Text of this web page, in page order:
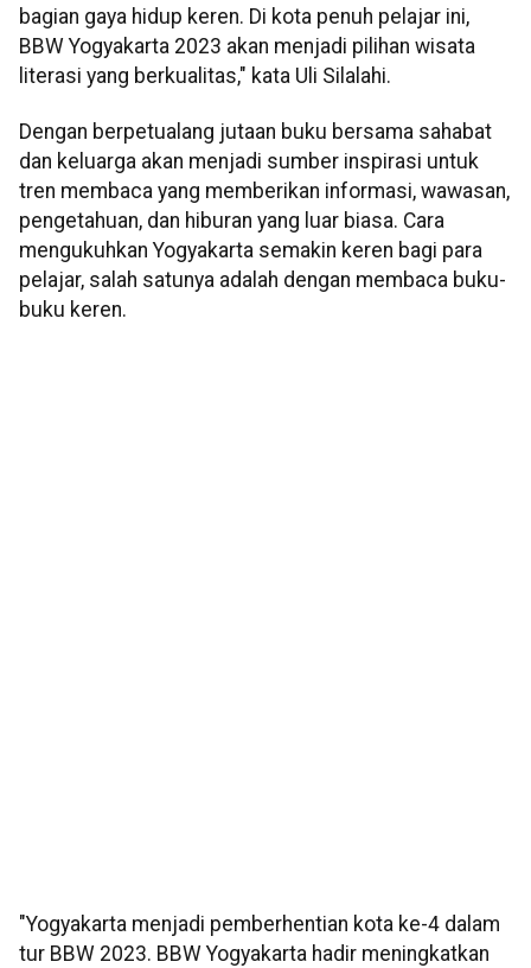
bagian gaya hidup keren. Di kota penuh pelajar ini,
BBW Yogyakarta 2023 akan menjadi pilihan wisata
literasi yang berkualitas," kata Uli Silalahi.
Dengan berpetualang jutaan buku bersama sahabat
dan keluarga akan menjadi sumber inspirasi untuk
tren membaca yang memberikan informasi, wawasan,
pengetahuan, dan hiburan yang luar biasa. Cara
mengukuhkan Yogyakarta semakin keren bagi para
pelajar, salah satunya adalah dengan membaca buku-
buku keren.
"Yogyakarta menjadi pemberhentian kota ke-4 dalam
tur BBW 2023. BBW Yogyakarta hadir meningkatkan